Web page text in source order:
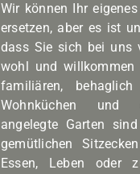
Wir können Ihr
ersetzen, aber es ist
dass Sie sich bei uns
wohl und willkommen
familiären, behaglich
Wohnküchen und
angelegte Garten
gemütlichen
Essen, Leben oder